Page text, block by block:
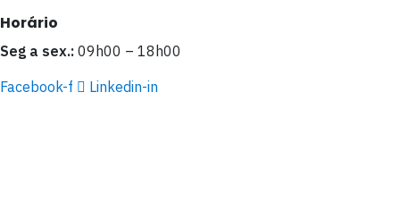
Horário
Seg a sex.: 09h00 – 18h00
Facebook-f
Linkedin-in